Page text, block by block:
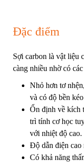
Đặc điểm
Sợi carbon là vật liệu
càng nhiều nhờ có
Nhỏ hơn tơ
và có độ bền
Ổn định về kích
trì tính cơ học
với nhiệt độ cao.
Độ dẫn điện cao
Có khả năng